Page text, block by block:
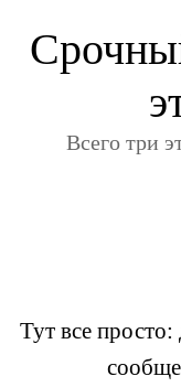
Всего три
Тут все просто: